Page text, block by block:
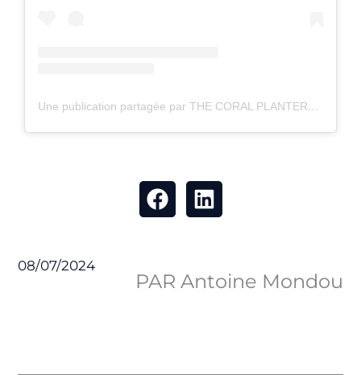
Une publication partagée par THE CORAL PLANTERS (@thecoralplanters)
08/07/2024
PAR Antoine Mondou